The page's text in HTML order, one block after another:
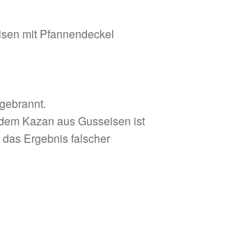
mit Pfannendeckel
Kazan aus Gusseisen ist
Ergebnis falscher